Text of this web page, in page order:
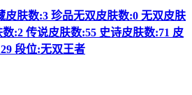
皮肤数:3 珍品无双皮肤数:0 无双皮肤
:2 传说皮肤数:55 史诗皮肤数:71 皮
段位:无双王者